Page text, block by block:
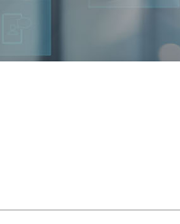
外部信箱(含利害關係人)的
股務資訊